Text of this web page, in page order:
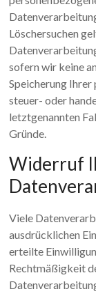
Löschersuchen
sofern wir keine
Speicherung Ihrer
steuer- oder
letztgenannten
Gründe.
Widerruf
Viele
ausdrücklichen
erteilte
Rechtmäßigkeit